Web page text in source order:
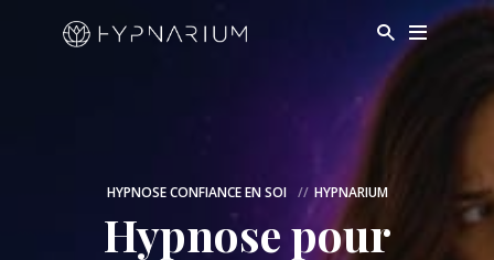
HYPNOSE CONFIANCE EN SOI HYPNARIUM
Hypnose pour